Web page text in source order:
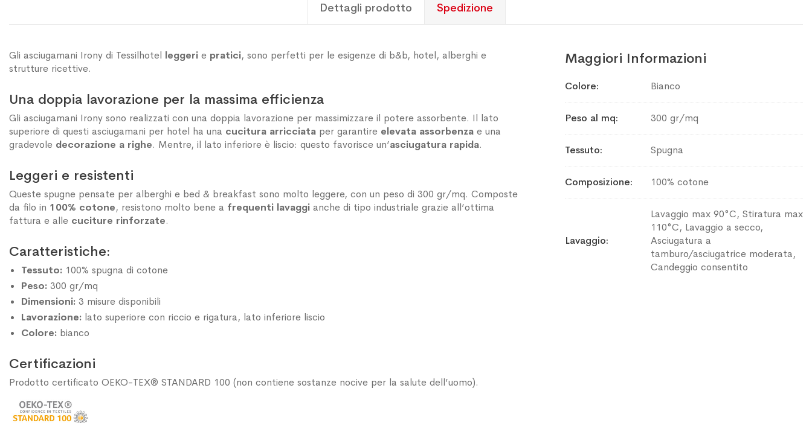
Dettagli prodotto
Gli asciugamani Irony di Tessilhotel leggeri e pratici, sono perfetti per le esigenze di b&b, hotel, alberghi e
strutture ricettive.
Una doppia lavorazione per la massima efficienza
Gli asciugamani Irony sono realizzati con una doppia lavorazione per massimizzare il potere assorbente. Il lato
superiore di questi asciugamani per hotel ha una cucitura arricciata per garantire elevata assorbenza e una
gradevole decorazione a righe. Mentre, il lato inferiore è liscio: questo favorisce un’asciugatura rapida.
Leggeri e resistenti
Queste spugne pensate per alberghi e bed & breakfast sono molto leggere, con un peso di 300 gr/mq. Composte
da filo in 100% cotone, resistono molto bene a frequenti lavaggi anche di tipo industriale grazie all’ottima
fattura e alle cuciture rinforzate.
Caratteristiche:
Tessuto: 100% spugna di cotone
Peso: 300 gr/mq
Dimensioni: 3 misure disponibili
Lavorazione: lato superiore con riccio e rigatura, lato inferiore liscio
Colore: bianco
Certificazioni
Prodotto certificato OEKO-TEX® STANDARD 100 (non contiene sostanze nocive per la salute dell’uomo).
Maggiori Informazioni
Informazioni
Colore Bianco
Peso al mq 300 gr/mq
Tessuto Spugna
Composizione 100% cotone
Lavaggio
Lavaggio max 90°C, Stiratura max
110°C, Lavaggio a secco,
Asciugatura a
tamburo/asciugatrice moderata,
Candeggio consentito
Spedizione